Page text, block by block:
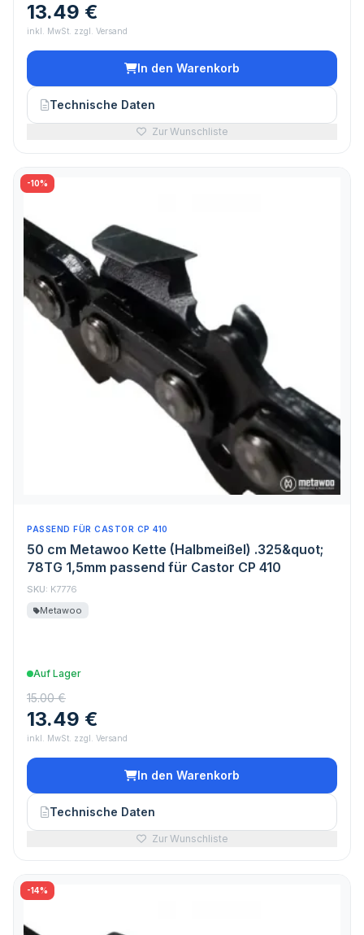
13.49 €
inkl. MwSt. zzgl. Versand
In den Warenkorb
Technische Daten
Zur Wunschliste
-10%
PASSEND FÜR CASTOR CP 410
50 cm Metawoo Kette (Halbmeißel) .325&quot;
78TG 1,5mm passend für Castor CP 410
SKU: K7776
Metawoo
Auf Lager
15.00 €
13.49 €
inkl. MwSt. zzgl. Versand
In den Warenkorb
Technische Daten
Zur Wunschliste
-14%